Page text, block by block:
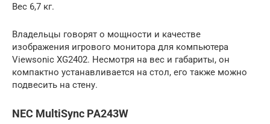
Вес 6,7 кг.
Владельцы говорят о мощности и качестве
изображения игрового монитора для компьютера
Viewsonic XG2402. Несмотря на вес и габариты, он
компактно устанавливается на стол, его также можно
подвесить на стену.
NEC MultiSync PA243W